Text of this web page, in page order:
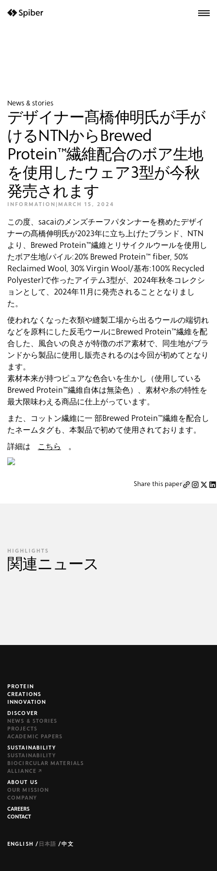
next-wp starter
News & stories
デザイナー髙橋伸明氏が手が
けるNTNからBrewed
Protein™繊維配合のボア生地
を使用したウェア3型が今秋
発売されます
INFORMATION | MARCH 15, 2024
この度、sacaiのメンズチーフパタンナーを務めたデザイ
ナーの髙橋伸明氏が2023年に立ち上げたブランド、NTN
より、Brewed Protein™繊維とリサイクルウールを使用し
たボア生地(パイル:20% Brewed Protein™ fiber, 50%
Reclaimed Wool, 30% Virgin Wool/基布:100% Recycled
Polyester)で作ったアイテム3型が、2024年秋冬コレクシ
ョンとして、2024年11月に発売されることとなりまし
た。
使われなくなった衣類や縫製工場から出るウールの端切れ
などを原料にした反毛ウールにBrewed Protein™繊維を配
合した、風合いの良さが特徴のボア素材で、同生地がブラ
ンドから製品に使用し販売されるのは今回が初めてとなり
ます。
素材本来が持つピュアな色合いを生かし（使用している
Brewed Protein™繊維自体は無染色）、素材や糸の特性を
最大限味わえる商品に仕上がっています。
また、コットン繊維に一 部Brewed Protein™繊維を配合し
たネームタグも、本製品で初めて使用されております。
詳細は
こちら 。
Share this paper
HIGHLIGHTS
関連ニュース
brijr/components
PROTEIN
CREATIONS
INNOVATION
DISCOVER
NEWS & STORIES
PROJECTS
ACADEMIC PAPERS
SUSTAINABILITY
SUSTAINABILITY
BIOCIRCULAR MATERIALS
ALLIANCE ↗
ABOUT US
OUR MISSION
COMPANY
CAREERS
CONTACT
ENGLISH / 日本語 /中文